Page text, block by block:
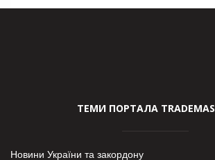
ТЕМИ ПОРТАЛА
Новини України та закордону